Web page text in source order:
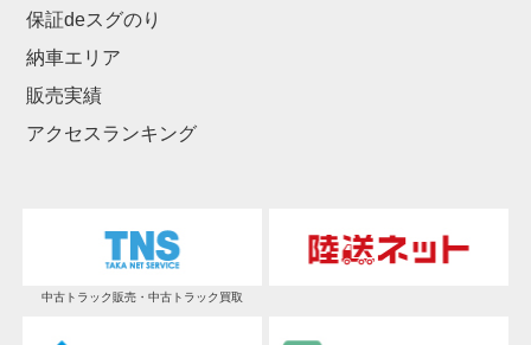
保証deスグのり
納車エリア
販売実績
アクセスランキング
中古トラック販売・中古トラック買取